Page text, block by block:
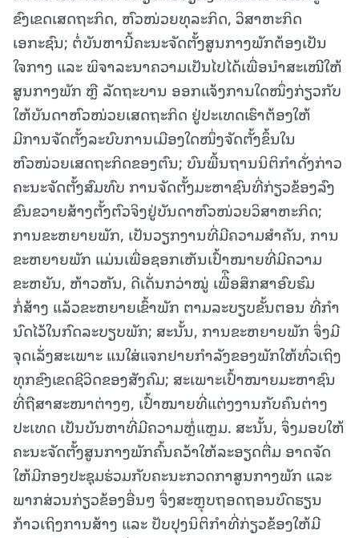
ຂົງເຂດເສດຖະກິດ, ຫົວໜ່ວຍທຸລະກິດ, ວິສາຫະກິດ
ເອກະຊົນ; ຕໍ່ບັນຫານີ້ຄະນະຈັດຕັ້ງສູນກາງພັກຕ້ອງເປັນ
ໃຈກາງ ແລະ ພິຈາລະນາຄວາມເປັນໄປໄດ້ເພື່ອນໍາສະເໜີໃຫ້
ສູນກາງພັກ ຫຼື ລັດຖະບານ ອອກແຈ້ງການໃດໜຶ່ງກ່ຽວກັບ
ໃຫ້ບັນດາຫົວໜ່ວຍເສດຖະກິດ ຢູ່ປະເທດເຮົາຕ້ອງໃຫ້
ມີການຈັດຕັ້ງລະບົບການເມືອງໃດໜຶ່ງຈັດຕັ້ງຂຶ້ນໃນ
ຫົວໜ່ວຍເສດຖະກິດຂອງຕົນ; ບົນພື້ນຖານນິຕິກໍາດັ່ງກ່າວ
ຄະນະຈັດຕັ້ງສົມທົບ ການຈັດຕັ້ງມະຫາຊົນທີ່ກ່ຽວຂ້ອງລົງ
ຂົນຂວາຍສ້າງຕັ້ງຕົວຈິງຢູ່ບັນດາຫົວໜ່ວຍວິສາຫະກິດ;
ການຂະຫຍາຍພັກ, ເປັນວຽກງານທີ່ມີຄວາມສໍາຄັນ, ການ
ຂະຫຍາຍພັກ ແມ່ນເພື່ອຊອກເຫັນເປົ້າໝາຍທີ່ມີຄວາມ
ຂະຫຍັນ, ຫ້າວຫັນ, ດີເດັ່ນກວ່າໝູ່ ເພື່ືອສຶກສາອົບຮົມ
ກໍ່ສ້າງ ແລ້ວຂະຫຍາຍເຂົ້າພັກ ຕາມລະບຽບຂັ້ນຕອນ ທີ່ກໍາ
ນົດໄວ້ໃນກົດລະບຽບພັກ; ສະນັ້ນ, ການຂະຫຍາຍພັກ ຈຶ່ງມີ
ຈຸດເລັ່ງສະເພາະ ແນໃສ່ແຈກຢາຍກໍາລັງຂອງພັກໃຫ້ທົ່ວເຖິງ
ທຸກຂົງເຂດຊີວິດຂອງສັງຄົມ; ສະເພາະເປົ້າໝາຍມະຫາຊົນ
ທີ່ຖືສາສະໜາຕ່າງໆ, ເປົ້າໝາຍທີ່ແຕ່ງງານກັບຄົນຕ່າງ
ປະເທດ ເປັນບັນຫາທີ່ມີຄວາມຫຼໍ່ແຫຼມ. ສະນັ້ນ, ຈຶ່ງມອບໃຫ້
ຄະນະຈັດຕັ້ງສູນກາງພັກຄົ້ນຄວ້າໃຫ້ລະອຽດຕື່ມ ອາດຈັດ
ໃຫ້ມີກອງປະຊຸມຮ່ວມກັບຄະນະກວດກາສູນກາງພັກ ແລະ
ພາກສ່ວນກ່ຽວຂ້ອງອື່ນໆ ຈຶ່ງສະຫຼຸບຖອດຖອນບົດຮຽນ
ກ້າວເຖິງການສ້າງ ແລະ ປັບປຸງນິຕິກໍາທີ່ກ່ຽວຂ້ອງໃຫ້ມີ